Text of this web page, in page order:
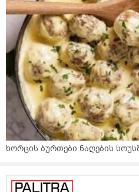
ხორცის ბურთები ნაღების